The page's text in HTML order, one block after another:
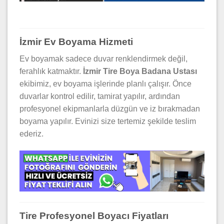
İzmir Ev Boyama Hizmeti
Ev boyamak sadece duvar renklendirmek değil,
ferahlık katmaktır. İzmir Tire Boya Badana Ustası
ekibimiz, ev boyama işlerinde planlı çalışır. Önce
duvarlar kontrol edilir, tamirat yapılır, ardından
profesyonel ekipmanlarla düzgün ve iz bırakmadan
boyama yapılır. Evinizi size tertemiz şekilde teslim
ederiz.
Tire Profesyonel Boyacı Fiyatları